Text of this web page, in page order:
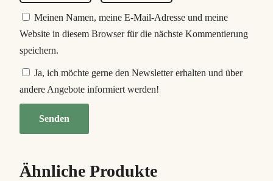
Meinen Namen, meine E-Mail-Adresse und meine
Website in diesem Browser für die nächste Kommentierung
speichern.
Ja, ich möchte gerne den Newsletter erhalten und über
andere Angebote informiert werden!
Ähnliche Produkte